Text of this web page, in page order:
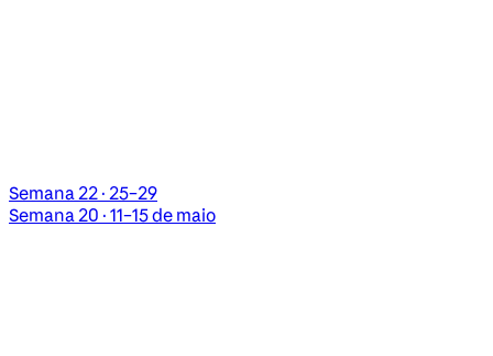
Semana 22 · 25–29
Semana 20 · 11–15 de maio